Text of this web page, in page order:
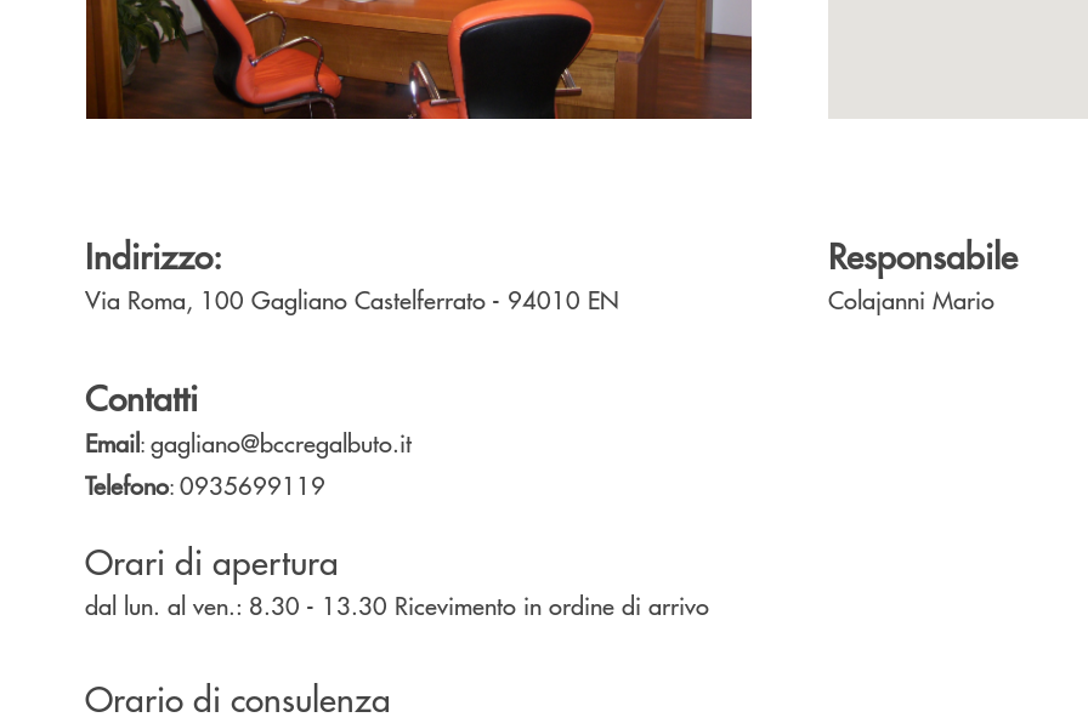
Indirizzo:
Via Roma, 100 Gagliano Castelferrato - 94010 EN
Contatti
Email: gagliano@bccregalbuto.it
Telefono: 0935699119
Responsabile
Colajanni Mario
Orari di apertura
dal lun. al ven.: 8.30 - 13.30 Ricevimento in ordine di arrivo
Orario di consulenza